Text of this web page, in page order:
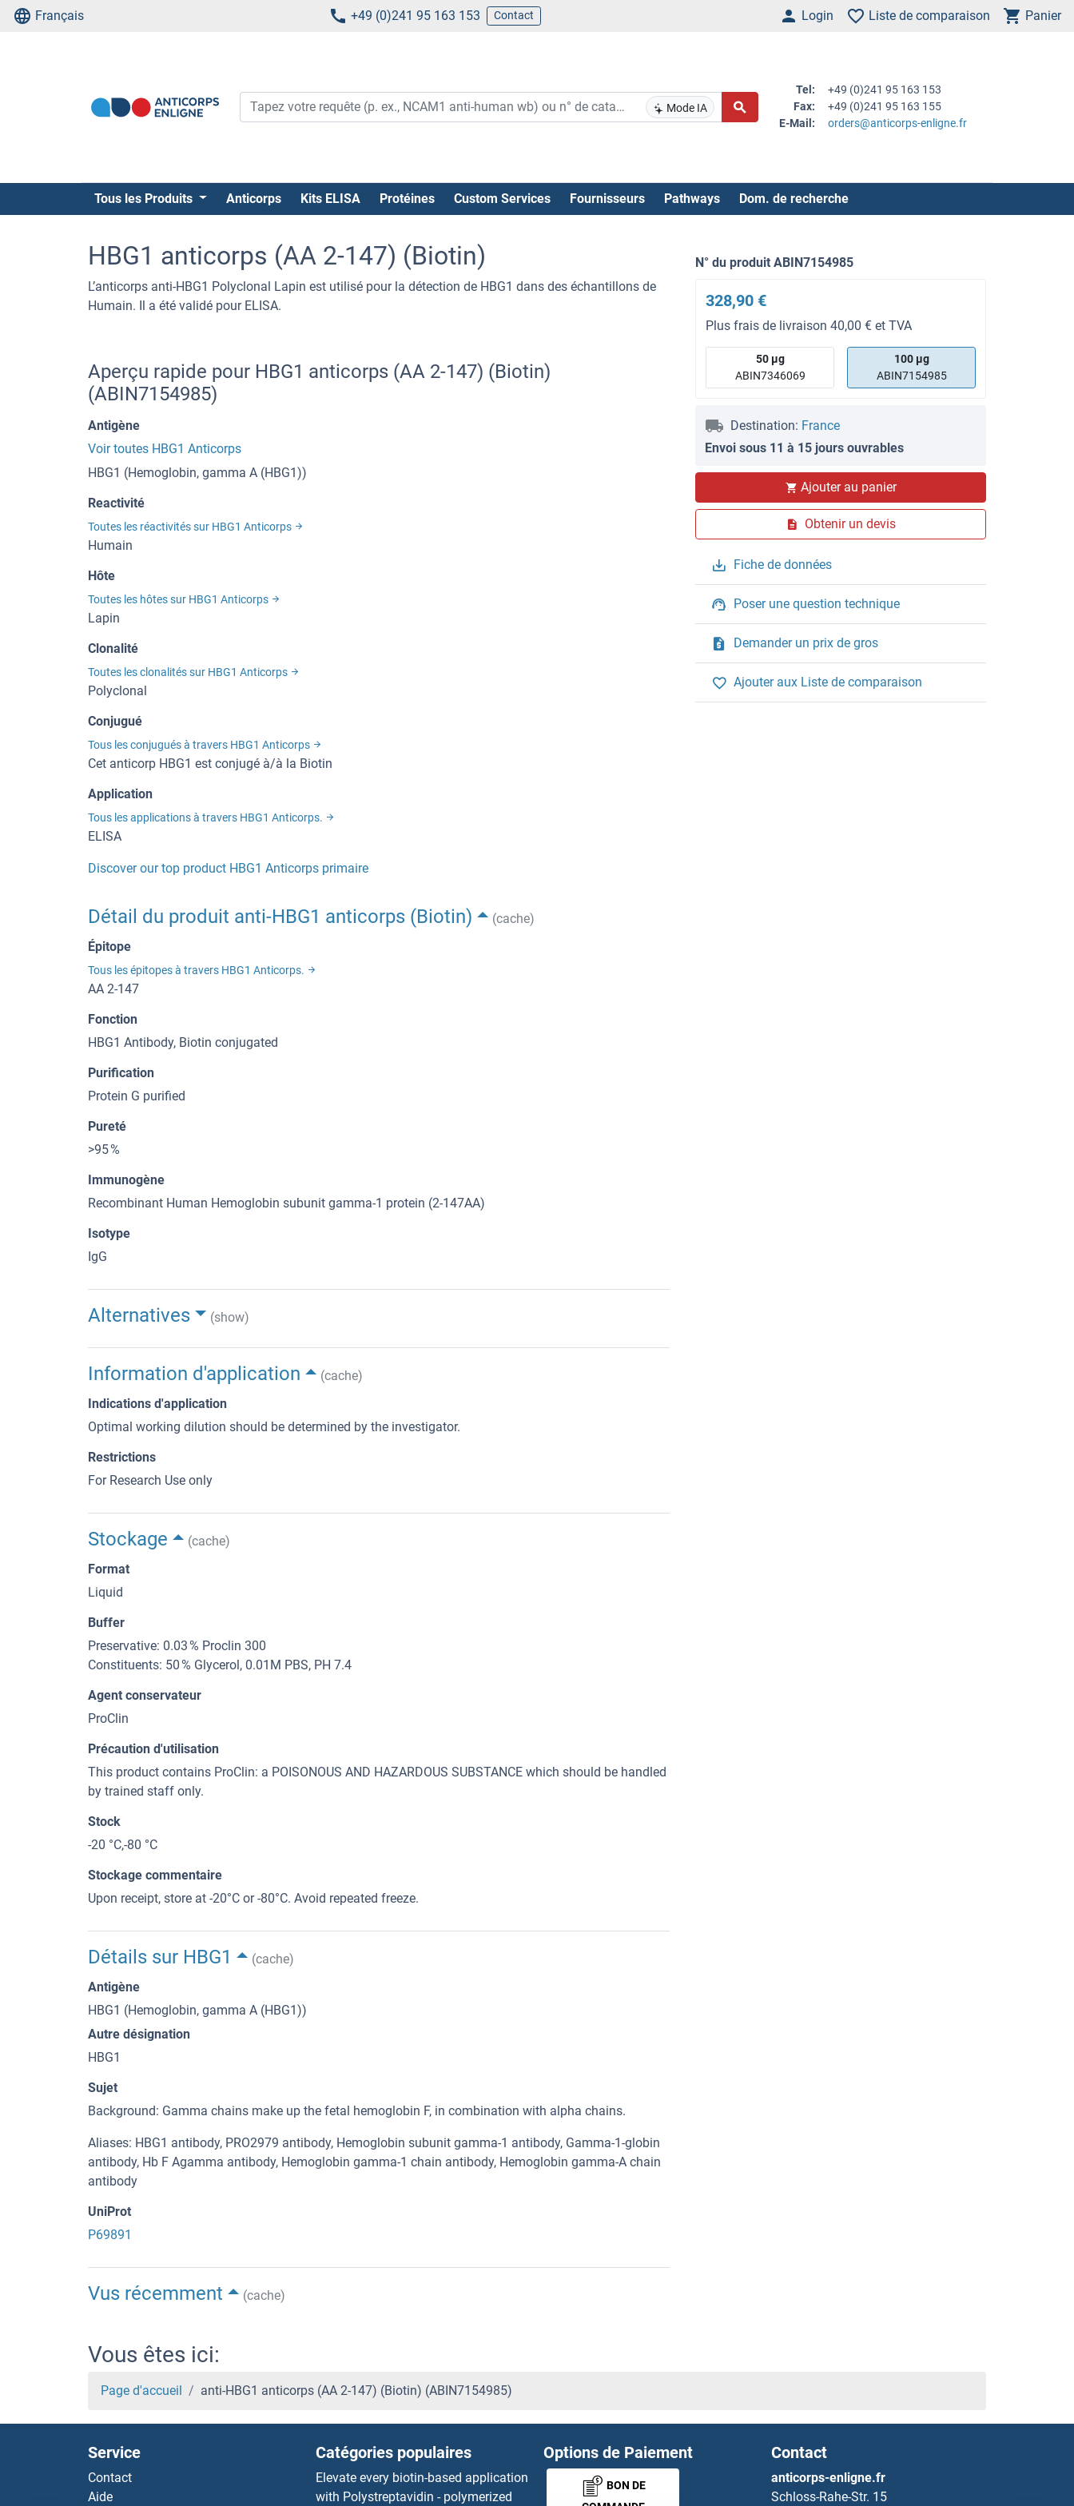
Français +49 (0)241 95 163 153 Contact Login Liste de comparaison Panier
Mode IA
Tel:
+49 (0)241 95 163 153
Fax:
+49 (0)241 95 163 155
E-Mail:
orders@anticorps-enligne.fr
Tous les Produits Anticorps Kits ELISA Protéines Custom Services Fournisseurs Pathways Dom. de recherche
HBG1 anticorps (AA 2-147) (Biotin)
L’anticorps anti-HBG1 Polyclonal Lapin est utilisé pour la détection de HBG1 dans des échantillons de
Humain. Il a été validé pour ELISA.
N° du produit ABIN7154985
328,90 €
Plus frais de livraison 40,00 € et TVA
50 μg
ABIN7346069
100 μg
ABIN7154985
Destination: France
Envoi sous 11 à 15 jours ouvrables
Ajouter au panier
Obtenir un devis
Fiche de données
Poser une question technique
Demander un prix de gros
Ajouter aux Liste de comparaison
Aperçu rapide pour HBG1 anticorps (AA 2-147) (Biotin)
(ABIN7154985)
Antigène
Voir toutes HBG1 Anticorps
HBG1 (Hemoglobin, gamma A (HBG1))
Reactivité
Toutes les réactivités sur HBG1 Anticorps
Humain
Hôte
Toutes les hôtes sur HBG1 Anticorps
Lapin
Clonalité
Toutes les clonalités sur HBG1 Anticorps
Polyclonal
Conjugué
Tous les conjugués à travers HBG1 Anticorps
Cet anticorp HBG1 est conjugé à/à la Biotin
Application
Tous les applications à travers HBG1 Anticorps.
ELISA
Discover our top product HBG1 Anticorps primaire
Détail du produit anti-HBG1 anticorps (Biotin)
(cache)
Épitope
Tous les épitopes à travers HBG1 Anticorps.
AA 2-147
Fonction
HBG1 Antibody, Biotin conjugated
Purification
Protein G purified
Pureté
>95 %
Immunogène
Recombinant Human Hemoglobin subunit gamma-1 protein (2-147AA)
Isotype
IgG
Alternatives (show)
Information d'application
(cache)
Indications d'application
Optimal working dilution should be determined by the investigator.
Restrictions
For Research Use only
Stockage
(cache)
Format
Liquid
Buffer
Preservative: 0.03 % Proclin 300
Constituents: 50 % Glycerol, 0.01M PBS, PH 7.4
Agent conservateur
ProClin
Précaution d'utilisation
This product contains ProClin: a POISONOUS AND HAZARDOUS SUBSTANCE which should be handled
by trained staff only.
Stock
-20 °C,-80 °C
Stockage commentaire
Upon receipt, store at -20°C or -80°C. Avoid repeated freeze.
Détails sur HBG1
(cache)
Antigène
HBG1 (Hemoglobin, gamma A (HBG1))
Autre désignation
HBG1
Sujet
Background: Gamma chains make up the fetal hemoglobin F, in combination with alpha chains.
Aliases: HBG1 antibody, PRO2979 antibody, Hemoglobin subunit gamma-1 antibody, Gamma-1-globin
antibody, Hb F Agamma antibody, Hemoglobin gamma-1 chain antibody, Hemoglobin gamma-A chain
antibody
UniProt
P69891
Vus récemment (cache)
Vous êtes ici:
Page d'accueil anti-HBG1 anticorps (AA 2-147) (Biotin) (ABIN7154985)
Service
Contact
Aide
Catégories populaires
Elevate every biotin-based application
with Polystreptavidin - polymerized
Options de Paiement
BON DE
Contact
anticorps-enligne.fr
Schloss-Rahe-Str. 15